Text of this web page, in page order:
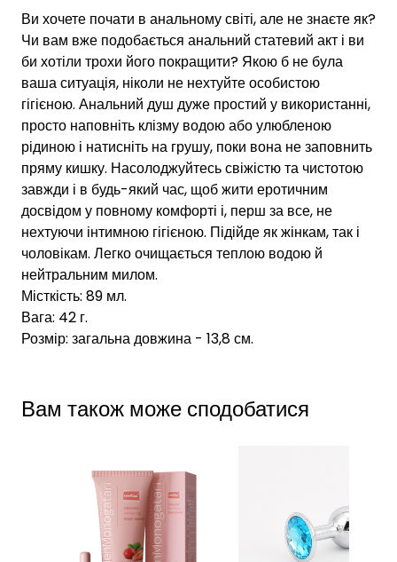
Ви хочете почати в анальному світі, але не знаєте як?
Чи вам вже подобається анальний статевий акт і ви
би хотіли трохи його покращити? Якою б не була
ваша ситуація, ніколи не нехтуйте особистою
гігієною. Анальний душ дуже простий у використанні,
просто наповніть клізму водою або улюбленою
рідиною і натисніть на грушу, поки вона не заповнить
пряму кишку. Насолоджуйтесь свіжістю та чистотою
завжди і в будь-який час, щоб жити еротичним
досвідом у повному комфорті і, перш за все, не
нехтуючи інтимною гігієною. Підійде як жінкам, так і
чоловікам. Легко очищається теплою водою й
нейтральним милом.
Місткість: 89 мл.
Вага: 42 г.
Розмір: загальна довжина - 13,8 см.
Вам також може сподобатися